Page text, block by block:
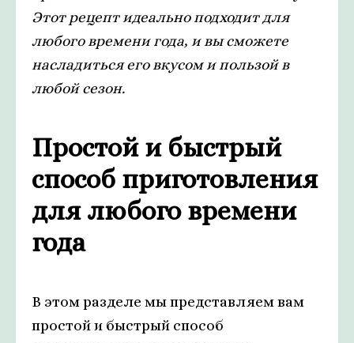
Этот рецепт идеально подходит для
любого времени года, и вы сможете
насладиться его вкусом и пользой в
любой сезон.
Простой и быстрый
способ приготовления
для любого времени
года
В этом разделе мы представляем вам
простой и быстрый способ